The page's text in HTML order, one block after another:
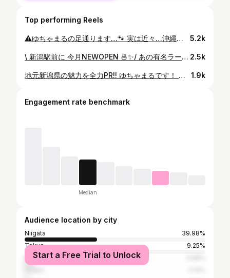
Top performing Reels
⁡⚠︎︎ゆちゃまるの足通ります…🐾 実は近々…沖縄での撮影が入ったので 今ドイツ式のフットケアをしていただきました😌 毎日10キロ程歩くので 足のケアめちゃんはめちゃんこ大切💪✨️ 乾燥が気になる冬…夏のダメージを しっかりとリセット☀️ ゆちゃまるか今回していただいた施術は ドイツ式フットケア ベーシックトリートメント60分 アロマフットバスからタコ、魚の目、角質ケア スクラブをしてしっかり保湿も◎ 爪も整えていただいたので ばっちり今年も 沖縄撮影頑張ってまいります🌴 毎年この時期は沖縄でのお仕事を いただくことが多くてめちゃんこうれしゅうなのです🌺🌴🐠 📍 SERENESSE 1070061 東京都 港区青山 2-12-27 Blue Hills OK ビル2F PR @insta_serenesse #フットケア #外苑前 #表参道エステ #角質ケア #新潟モデル 5.2k
\ 新潟駅前に 今月NEWOPEN 🍜✨️/ あの有名ラーメン店 潤 の 町中華がコンセプトのコスパ最強店が爆誕~！！ 定食990円で小菜食べ放題つき！！ 背脂中華そばも食べ放題付きで960円！！ コスパ最強でめちゃんこうまぴんすぎて リピ確~~~✨️🍜 最後は社長さんとうまぴーーん︎👍🏻 ̖́- 潤さんこの度もありがとうございまる✨️ 潤さんからのゆちゃまるをみた 第一声「本物だ…！」がめちゃんこ おもしろすぎました😆🫶 またお邪魔します！！︎👍🏻 ̖́- 詳細は下記をご覧下さい🍜 📍 辣辣麺飯潤 ━━━━━━━━━━━━━━ 𓆇 住所⌇ 新潟県新潟市中央区弁天1丁目1-16サンテラス石宮1 𓆇 営業時間⌇ 11 ：00〜14:00/17:30〜22:00 𓆇 定休日⌇火曜 ⁡ ⁡𓆇 駐車場 ⌇なし 【⠀@yuichigochan 】 ←最新情報＆過去投稿はコチラから💫 ┈┈┈┈┈┈┈┈┈┈┈┈┈┈┈┈┈┈┈┈ 最後まで ご覧いただきありがとまる🍙🌾 🍜新潟ラーメン女子『 ゆちゃまる 』です🍜 新潟を拠点に全国でタレントインフルエンサー、モデルとして活動をしておりまする!! \ うまぴーーん！ /の人です👍🏻 ̖́- 元tv局リポーター！新潟県出身！ 新潟のうんめえもん、いいとこはゆちゃまるにお任せ！！ どうぞよろしゅ~~！！ ゆちゃまる的 ▶︎ 《 新潟美食図鑑 》 ┈┈┈┈┈┈┈┈┈┈┈┈┈┈┈┈┈┈┈┈ 【⠀@yuichigochan 】 ←最新情報＆過去投稿はコチラから🌟 本日お招きいただきました (PR) @raramenhan_jun 様 ありがとうございました。 #新潟駅グルメ #新潟ラーメン #新潟ランチ #新潟モデル #ご当地タレント 2.5k
地元新潟県の魅力を全力PR!! ゆちゃまるです！ 本日はライスもついて825円でハンバーグランチがいただけるときいて こちらのお店へいってきました！！ なんとハンバーグランチがこのお値段！！ コスパ最強すぎる〜〜！！ 今回はジャンボハンバーグいただきました 手ごね感のあるこのハンバーグ！！ あつあつ最高〜〜！！たまらぬじゃ〜！！ ほかにもパスタが衝撃価格で 頼んじゃいました!! 鉄板ナポリタンもうまぴーーん！！ ぜひ‪みんなもいってみてね！ お店の詳細は下記をご覧下さい𓂃🫧‪ あかれんが ━━━━━━━━━━━━━━ 𓆇 住所⌇ 新潟県新発田市新栄町２丁目４−２６ 𓆇 営業時間⌇ 11時00分～14時00分 18時00分～21時30分 𓆇 定休日⌇木曜日 ⁡ ⁡𓆇 駐車場 ⌇あり ┈┈┈┈┈┈┈┈┈┈┈┈┈┈┈┈┈┈ ⁣ @yuichigochan ←過去投稿はコチラから🌟 ┈┈┈┈┈┈┈┈┈┈┈┈┈┈┈┈┈┈┈┈ 最後まで ご覧いただきありがとまる🍙🌾 新潟県の魅力を全力PR!! 『 ゆちゃまる 』です!! 新潟を拠点に全国でタレントインフルエンサー、モデルとして活動をしておりまする!! \ うまぴーーん！ /の人です👍🏻 ̖́- 元tv局リポーター！新潟県出身！ 新潟のうんめえもん、いいとこはゆちゃまるにお任せ！！ どうぞよろしゅ~~！！ ┈┈┈┈┈┈┈┈┈┈┈┈┈┈┈┈┈┈┈┈ #新潟 #新潟グルメ #新潟ランチ #新潟観光 #新潟旅行 #新潟PR #新発田市 #新発田ランチ #新発田グルメ #新潟タレント #新潟アイドル #新潟モデル #イベントmc #新潟ハンバーグ #ローカルタレント #新潟リポーター #新潟インフルエンサー #フリーモデル #広告モデル #新潟ご当地タレント #新潟モデル募集 #ナレーション #声優 1.9k
Engagement rate benchmark
Median
Audience location by city
Niigata
39.98%
Tokyo
9.25%
Nagaoka
Start a Free Trial to Unlock